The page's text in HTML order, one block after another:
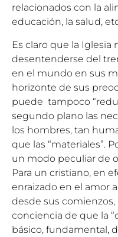
relacionados con la
educación, la salud,
Es claro que la
desentenderse del
en el mundo en sus
horizonte de sus
puede tampoco
segundo plano las
los hombres, tan
que las “materiales”.
un modo peculiar de
Para un cristiano, en
enraizado en el amor
desde sus comienzos,
conciencia de que la
básico, fundamental,